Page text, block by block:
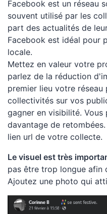
Facebook est un réseau
souvent utilisé par les
part des actualités de
Facebook est idéal pour
locale.
Mettez en valeur votre
parlez de la réduction
premier lieu votre
collectivités sur vos
gagner en visibilité.
davantage de
lien url de votre collecte.
Le visuel est très
pas être trop longue afin
Ajoutez une photo qui